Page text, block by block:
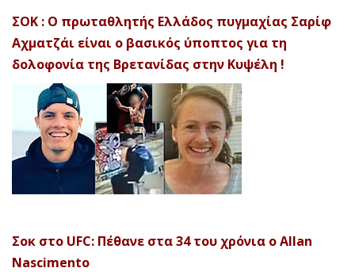
ΣΟΚ : Ο πρωταθλητής Ελλάδος πυγμαχίας Σαρίφ
Αχματζάι είναι ο βασικός ύποπτος για τη
δολοφονία της Βρετανίδας στην Κυψέλη !
Σοκ στο UFC: Πέθανε στα 34 του χρόνια ο Allan
Nascimento